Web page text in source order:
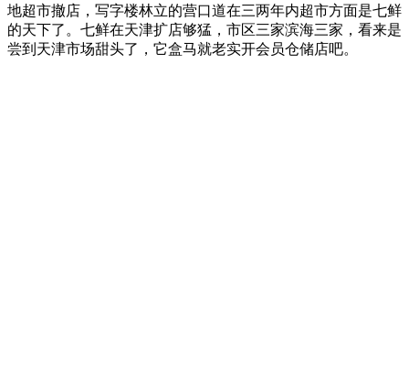
地超市撤店，写字楼林立的营口道在三两年内超市方面是七鲜
的天下了。七鲜在天津扩店够猛，市区三家滨海三家，看来是
尝到天津市场甜头了，它盒马就老实开会员仓储店吧。